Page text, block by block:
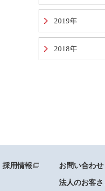
2019年
2018年
採用情報 お問い合わせ
法人のお客